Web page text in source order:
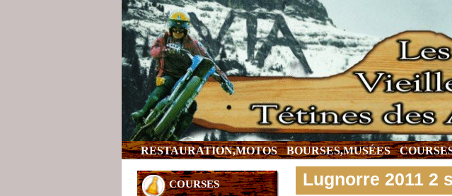
RESTAURATION,MOTOS BOURSES,MUSÉES
COURSES Lugnorre 2011 2